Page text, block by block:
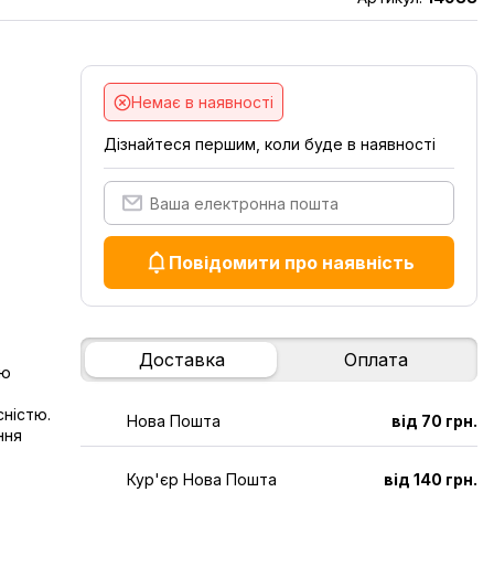
Немає в наявності
Дізнайтеся першим, коли буде в наявності
Повідомити про наявність
Доставка Оплата
Нова Пошта від 70 грн.
Кур'єр Нова Пошта від 140 грн.